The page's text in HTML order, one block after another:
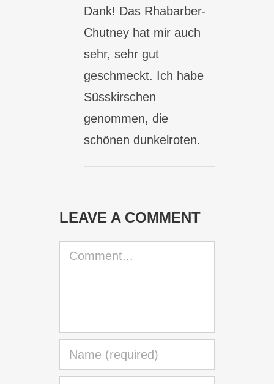
Dank! Das Rhabarber-
Chutney hat mir auch
sehr, sehr gut
geschmeckt. Ich habe
Süsskirschen
genommen, die
schönen dunkelroten.
LEAVE A COMMENT
Comment